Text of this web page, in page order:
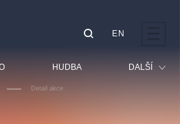
HUDBA DALŠÍ
EN
Detail akce